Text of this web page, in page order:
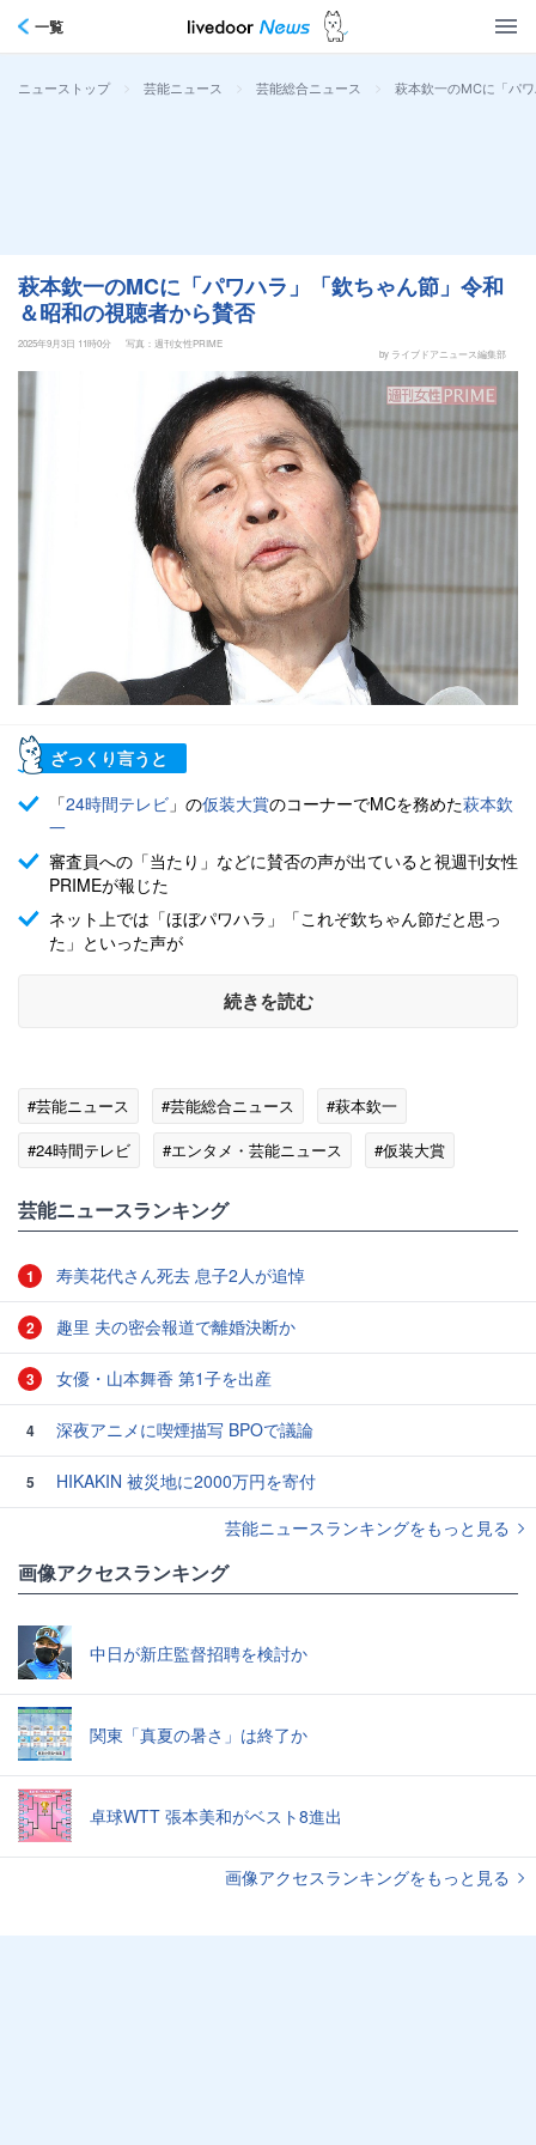
一覧
ニューストップ > 芸能ニュース > 芸能総合ニュース > 萩本欽一のMCに「パ
萩本欽一のMCに「パワハラ」「欽ちゃん節」令和
＆昭和の視聴者から賛否
2025年9月3日 11時0分
写真：週刊女性PRIME
by ライブドアニュース編集部
ざっくり言うと
「24時間テレビ 」の仮装大賞のコーナーでMCを務めた萩本欽
一
審査員への「当たり」などに賛否の声が出ていると視週刊女性
PRIMEが報じた
ネット上では「ほぼパワハラ」「これぞ欽ちゃん節だと思っ
た」といった声が
続きを読む
#芸能ニュース #芸能総合ニュース
#萩本欽一
#24時間テレビ
#エンタメ・芸能ニュース #仮装大賞
芸能ニュースランキング
1 寿美花代さん死去 息子2人が追悼
2 趣里 夫の密会報道で離婚決断か
3 女優・山本舞香 第1子を出産
4 深夜アニメに喫煙描写 BPOで議論
5
HIKAKIN 被災地に2000万円を寄付
芸能ニュースランキングをもっと見る
画像アクセスランキング
中日が新庄監督招聘を検討か
関東「真夏の暑さ」は終了か
卓球WTT 張本美和がベスト8進出
画像アクセスランキングをもっと見る